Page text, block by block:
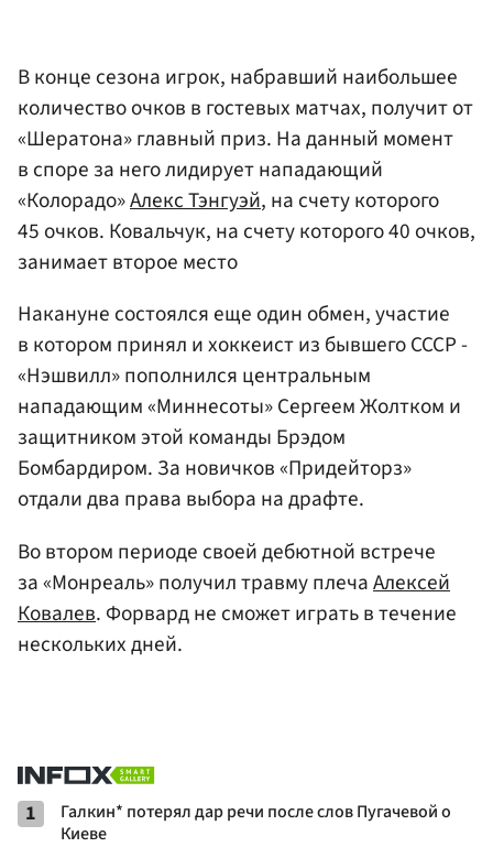
В конце сезона игрок, набравший наибольшее
количество очков в гостевых матчах, получит от
«Шератона» главный приз. На данный момент
в споре за него лидирует нападающий
«Колорадо»Алекс Тэнгуэй, на счету которого
45 очков. Ковальчук, на счету которого 40 очков,
занимает второе место
Накануне состоялся еще один обмен, участие
в котором принял и хоккеист из бывшего СССР -
«Нэшвилл» пополнился центральным
нападающим «Миннесоты» Сергеем Жолтком и
защитником этой команды Брэдом
Бомбардиром. За новичков «Придейторз»
отдали два права выбора на драфте.
Во втором периоде своей дебютной встрече
за «Монреаль» получил травму плечаАлексей
Ковалев. Форвард не сможет играть в течение
нескольких дней.
1
Галкин* потерял дар речи после слов Пугачевой о
Киеве